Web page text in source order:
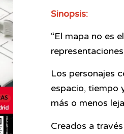
Sinopsis:
“El mapa no es
Los personajes
espacio, tiempo
más o menos
Creados a